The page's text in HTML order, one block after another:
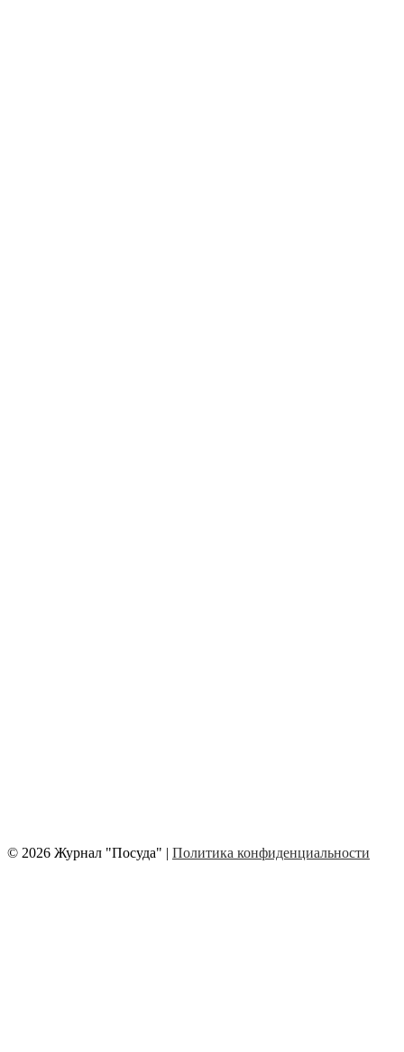
© 2026 Журнал "Посуда" | Политика конфиденциальности